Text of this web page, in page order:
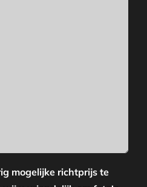
mogelijke richtprijs te